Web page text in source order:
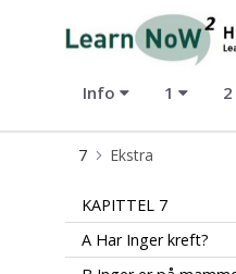
LearnNoW2-
Info 1 2
7 Ekstra
EkstraKAPITTEL 7
A Har Inger kreft?